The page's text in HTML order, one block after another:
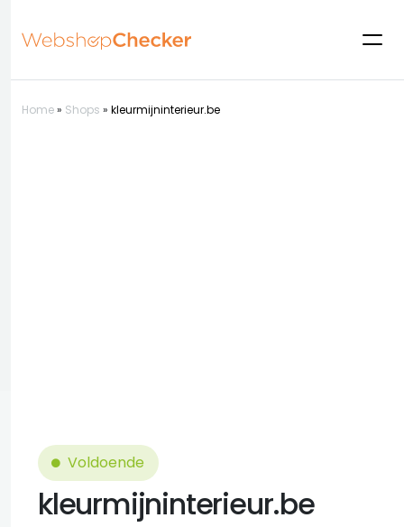
Home» Shops » kleurmijninterieur.be
Voldoende
kleurmijninterieur.be